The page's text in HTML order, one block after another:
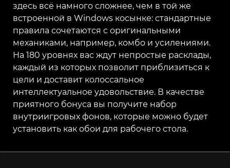
здесь всё намного сложнее, чем в той же
встроенной в Windows косынке: стандартные
правила сочетаются с оригинальными
механиками, например, комбо и усилениями.
На 180 уровнях вас ждут непростые расклады,
каждый из которых позволит приблизиться к
цели и доставит колоссальное
интеллектуальное удовольствие. В качестве
приятного бонуса вы получите набор
внутриигровых фонов, которые можно будет
установить как обои для рабочего стола.